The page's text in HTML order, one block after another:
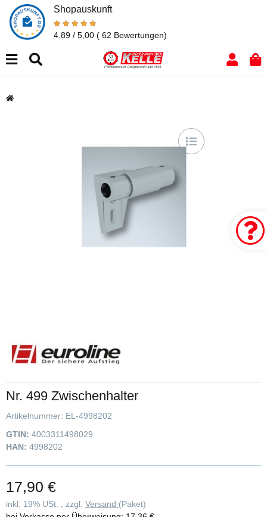
Shopauskunft
4.89 / 5,00 ( 62 Bewertungen)
Nr. 499 Zwischenhalter
Artikelnummer: EL-4998202
GTIN: 4003311498029
HAN: 4998202
17,90 €
inkl. 19% USt. , zzgl. Versand (Paket)